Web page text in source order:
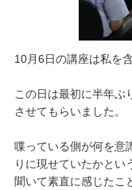
10月6日の講座は私を
この日は最初に半年ぶ
させてもらいました。
喋っている側が何を意
りに現せていたかとい
聞いて素直に感じたこ